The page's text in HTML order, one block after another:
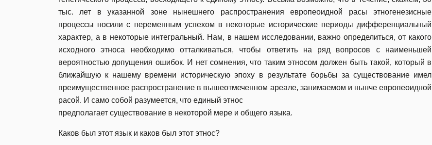
тыс. лет в указанной зоне нынешнего распространения европеоидной расы этногенезисные
процессы носили с переменным успехом в некоторые исторические периоды дифференциальный
характер, а в некоторые интегральный. Нам, в нашем исследовании, важно определиться, от какого
исходного этноса необходимо отталкиваться, чтобы ответить на ряд вопросов с наименьшей
вероятностью допущения ошибок. И нет сомнения, что таким этносом должен быть такой, который в
ближайшую к нашему времени историческую эпоху в результате борьбы за существование имел
преимущественное распространение в вышеотмеченном ареале, занимаемом и нынче европеоидной
расой. И само собой разумеется, что единый этнос
предполагает существование в некоторой мере и общего языка.
Каков был этот язык и каков был этот этнос?